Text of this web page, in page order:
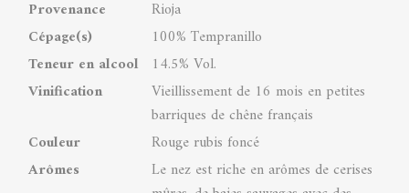
Provenance
Rioja
Cépage(s)
100% Tempranillo
Teneur en alcool
14.5% Vol.
Vinification
Vieillissement de 16 mois en petites
barriques de chêne français
Couleur
Rouge rubis foncé
Arômes
Le nez est riche en arômes de cerises